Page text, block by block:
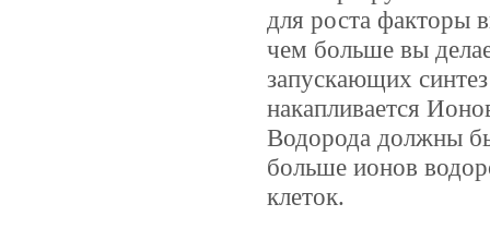
для роста факторы
чем больше вы
запускающих
накапливается
Водорода должны
больше ионов
клеток.